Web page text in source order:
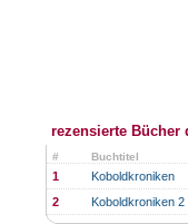
rezensierte Bücher
# Buchtitel
1
Koboldkroniken
2
Koboldkroniken 2